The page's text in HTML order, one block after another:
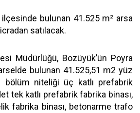
ilçesinde bulunan 41.525 m² arsa
satılacak.
Müdürlüğü, Bozüyük’ün Poyra
bulunan 41.525,51 m2 yüz
bölüm niteliği üç katlı prefabrik
tek katlı prefabrik fabrika binası,
fabrika binası, betonarme trafo